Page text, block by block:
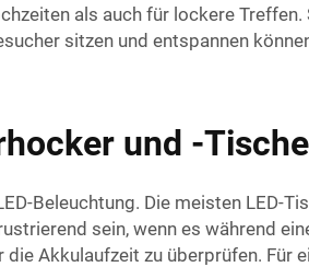
als auch für lockere
sitzen und entspannen
und -
Beleuchtung. Die meisten LED-
sein, wenn es während
Akkulaufzeit zu überprüfen.